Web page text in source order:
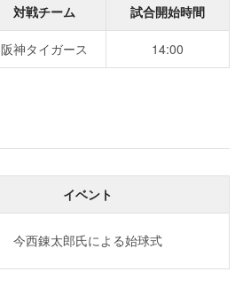
対戦チーム 試合開始時間
阪神タイガース 14:00
イベント
今西錬太郎氏による始球式